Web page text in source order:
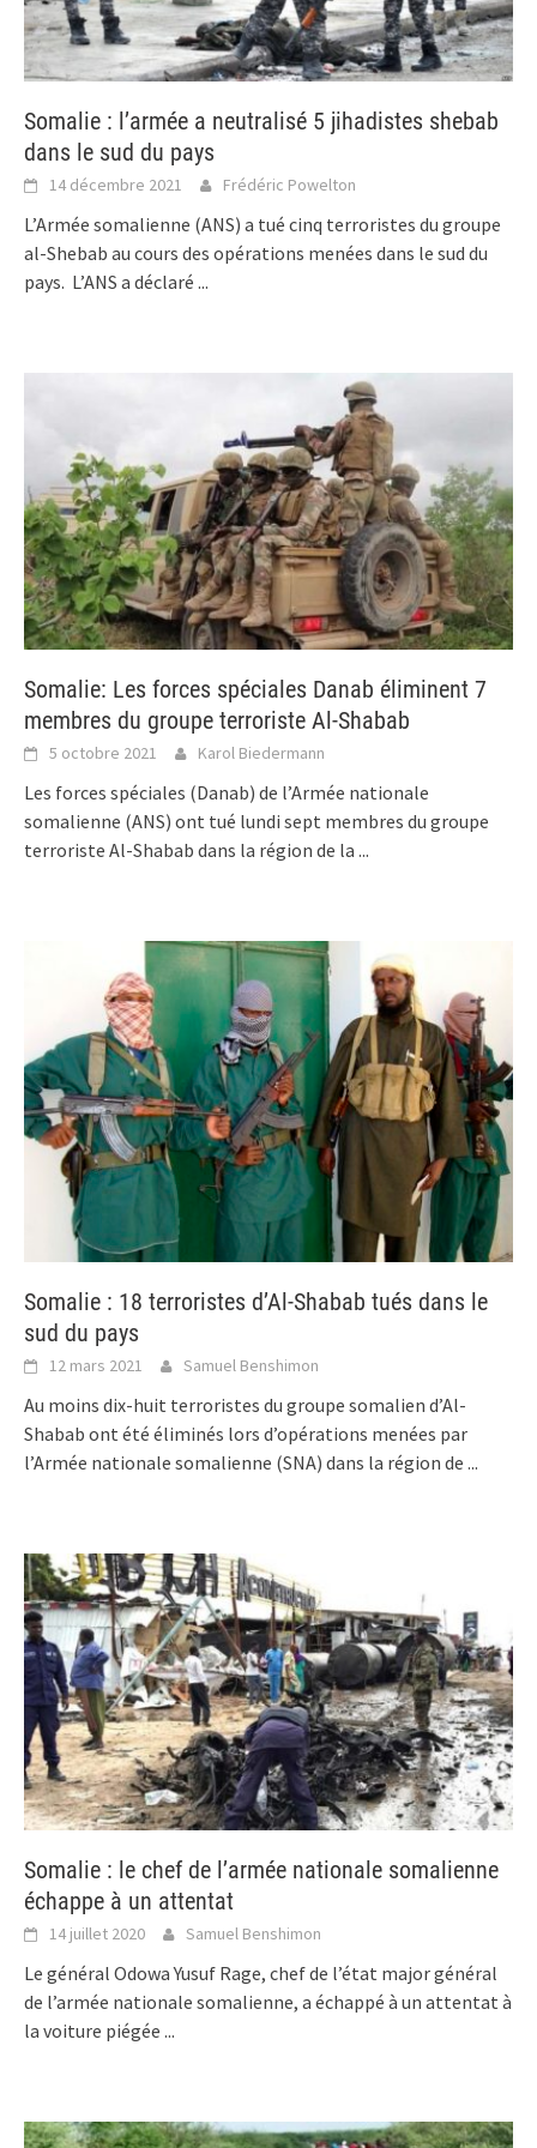
Somalie : l’armée a neutralisé 5 jihadistes shebab
dans le sud du pays
14 décembre 2021 Frédéric Powelton
L’Armée somalienne (ANS) a tué cinq terroristes du groupe
al-Shebab au cours des opérations menées dans le sud du
pays. L’ANS a déclaré ...
Somalie: Les forces spéciales Danab éliminent 7
membres du groupe terroriste Al-Shabab
5 octobre 2021 Karol Biedermann
Les forces spéciales (Danab) de l’Armée nationale
somalienne (ANS) ont tué lundi sept membres du groupe
terroriste Al-Shabab dans la région de la ...
Somalie : 18 terroristes d’Al-Shabab tués dans le
sud du pays
12 mars 2021 Samuel Benshimon
Au moins dix-huit terroristes du groupe somalien d’Al-
Shabab ont été éliminés lors d’opérations menées par
l’Armée nationale somalienne (SNA) dans la région de ...
Somalie : le chef de l’armée nationale somalienne
échappe à un attentat
14 juillet 2020 Samuel Benshimon
Le général Odowa Yusuf Rage, chef de l’état major général
de l’armée nationale somalienne, a échappé à un attentat à
la voiture piégée ...